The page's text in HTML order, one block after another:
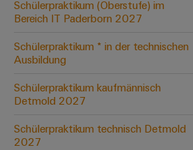
Schülerpraktikum (Oberstufe) im
Bereich IT Paderborn 2027
Schülerpraktikum * in der technischen
Ausbildung
Schülerpraktikum kaufmännisch
Detmold 2027
Schülerpraktikum technisch Detmold
2027